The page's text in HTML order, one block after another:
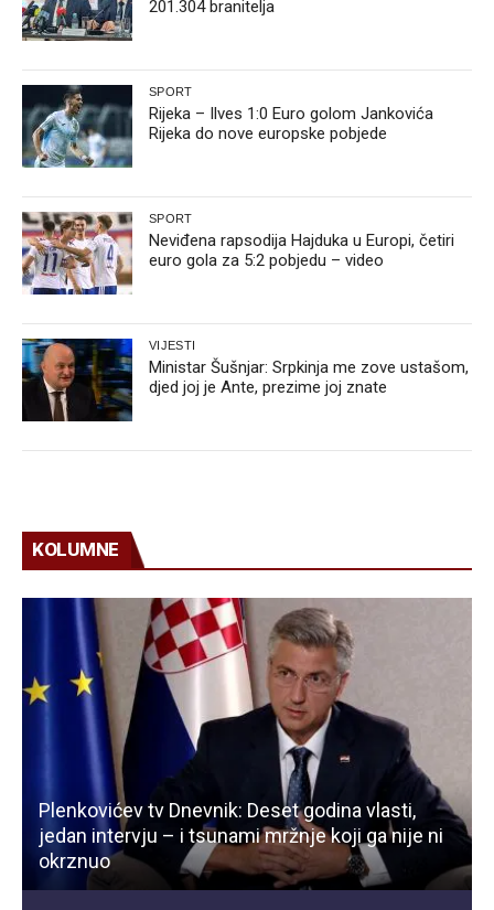
201.304 branitelja
SPORT
Rijeka – Ilves 1:0 Euro golom Jankovića
Rijeka do nove europske pobjede
SPORT
Neviđena rapsodija Hajduka u Europi, četiri
euro gola za 5:2 pobjedu – video
VIJESTI
Ministar Šušnjar: Srpkinja me zove ustašom,
djed joj je Ante, prezime joj znate
KOLUMNE
Plenkovićev tv Dnevnik: Deset godina vlasti,
jedan intervju – i tsunami mržnje koji ga nije ni
okrznuo